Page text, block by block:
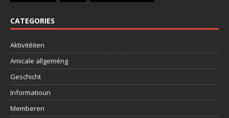
CATEGORIES
Aktivitéiten
Amicale allgeméng
Geschicht
Informatioun
Memberen